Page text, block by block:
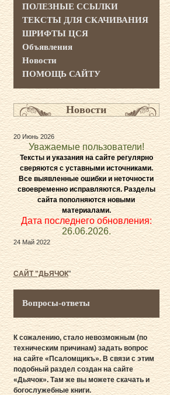
ПОЛЕЗНЫЕ ССЫЛКИ
ТЕКСТЫ ДЛЯ СКАЧИВАНИЯ
ШРИФТЫ ЦСЯ
Объявления
Новости
ПОМОЩЬ САЙТУ
Новости
20 Июнь 2026
Уважаемые пользователи!
Тексты и указания на сайте регулярно
сверяются с уставными источниками.
Все выявленные ошибки и неточности
своевременно исправляются. Разделы
сайта пополняются новыми
материалами.
Дата последнего обновления:
26.06.2026.
24 Май 2022
САЙТ "ДЬЯЧОК"
Вопросы-ответы
К сожалению, стало невозможным (по
техническим причинам) задать вопрос
на сайте «Псаломщикъ». В связи с этим
подобный раздел создан на сайте
«Дьячок». Там же вы можете скачать и
богослужебные книги.